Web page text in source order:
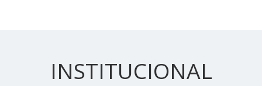
INSTITUCIONAL